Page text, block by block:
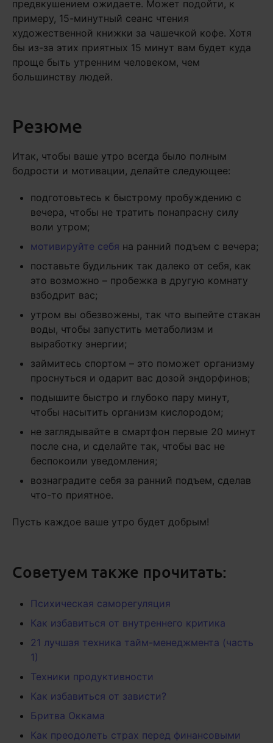
предвкушением ожидаете. Может подойти, к
примеру, 15-минутный сеанс чтения
художественной книжки за чашечкой кофе. Хотя
бы из-за этих приятных 15 минут вам будет куда
проще быть утренним человеком, чем
большинству людей.
Резюме
Итак, чтобы ваше утро всегда было полным
бодрости и мотивации, делайте следующее:
подготовьтесь к быстрому пробуждению с
вечера, чтобы не тратить понапрасну силу
воли утром;
мотивируйте себя на ранний подъем с вечера;
поставьте будильник так далеко от себя, как
это возможно – пробежка в другую комнату
взбодрит вас;
утром вы обезвожены, так что выпейте стакан
воды, чтобы запустить метаболизм и
выработку энергии;
займитесь спортом – это поможет организму
проснуться и одарит вас дозой эндорфинов;
подышите быстро и глубоко пару минут,
чтобы насытить организм кислородом;
не заглядывайте в смартфон первые 20 минут
после сна, и сделайте так, чтобы вас не
беспокоили уведомления;
вознаградите себя за ранний подъем, сделав
что-то приятное.
Пусть каждое ваше утро будет добрым!
Советуем также прочитать:
Психическая саморегуляция
Как избавиться от внутреннего критика
21 лучшая техника тайм-менеджмента (часть
1)
Техники продуктивности
Как избавиться от зависти?
Бритва Оккама
Как преодолеть страх перед финансовыми